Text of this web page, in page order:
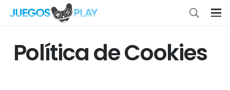
Política de Cookies